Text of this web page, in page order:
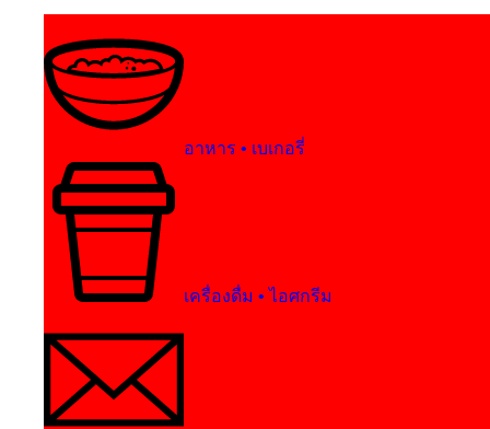
อาหาร • เบเกอรี่
เครื่องดื่ม • ไอศกรีม